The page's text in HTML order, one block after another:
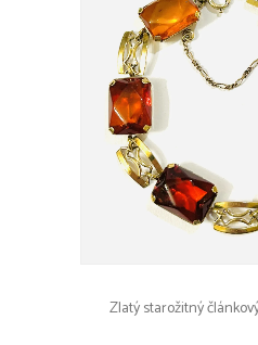
Zlatý starožitný